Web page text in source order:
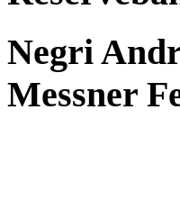
Negri
Messner